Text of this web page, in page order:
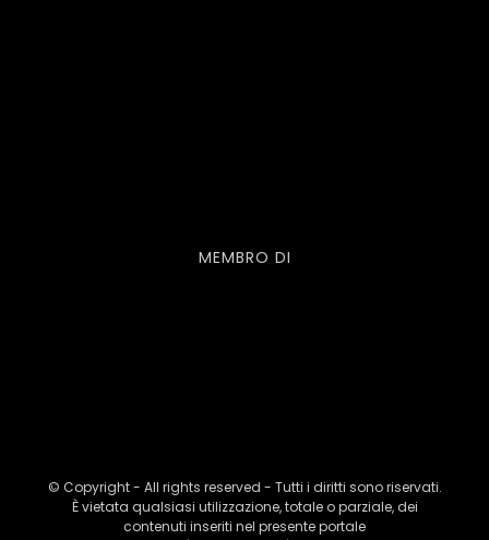
MEMBRO DI
© Copyright - All rights reserved - Tutti i diritti sono riservati.
È vietata qualsiasi utilizzazione, totale o parziale, dei
contenuti inseriti nel presente portale